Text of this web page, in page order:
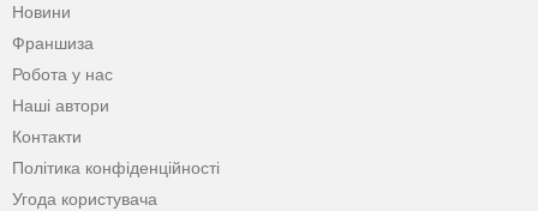
Новини
Франшиза
Робота у нас
Наші автори
Контакти
Політика конфіденційності
Угода користувача